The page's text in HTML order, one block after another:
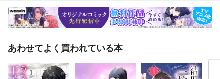
あわせてよく買われている本